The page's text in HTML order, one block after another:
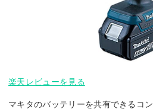
楽天レビューを見る
マキタのバッテリーを共有できるコ